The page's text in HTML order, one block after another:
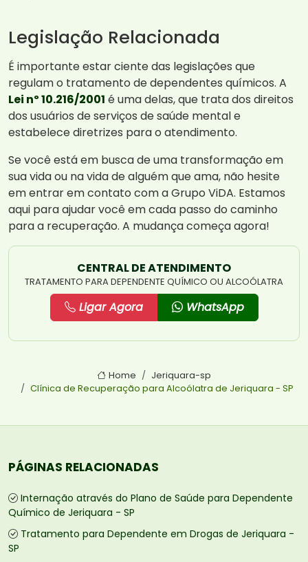
Legislação Relacionada
É importante estar ciente das legislações que
regulam o tratamento de dependentes químicos. A
Lei nº 10.216/2001 é uma delas, que trata dos direitos
dos usuários de serviços de saúde mental e
estabelece diretrizes para o atendimento.
Se você está em busca de uma transformação em
sua vida ou na vida de alguém que ama, não hesite
em entrar em contato com a Grupo ViDA. Estamos
aqui para ajudar você em cada passo do caminho
para a recuperação. A mudança começa agora!
CENTRAL DE ATENDIMENTO
TRATAMENTO PARA DEPENDENTE QUÍMICO OU ALCOÓLATRA
Ligar Agora WhatsApp
Home
Jeriquara-sp
Clínica de Recuperação para Alcoólatra de Jeriquara - SP
PÁGINAS RELACIONADAS
Internação através do Plano de Saúde para Dependente
Químico de Jeriquara - SP
Tratamento para Dependente em Drogas de Jeriquara -
SP